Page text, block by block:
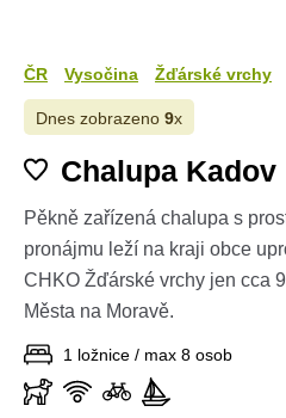
ČR Vysočina Žďárské vrchy
Dnes zobrazeno 9x
Chalupa Kadov
Pěkně zařízená chalupa s
pronájmu leží na kraji obce
CHKO Žďárské vrchy jen cca
Města na Moravě.
1 ložnice / max 8 osob